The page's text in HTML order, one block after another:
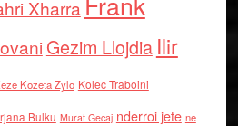
Xharra
Gezim Llojdia Ilir
Kozeta Zylo Kolec Traboini
Bulku Murat Gecaj nderroi jete ne